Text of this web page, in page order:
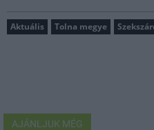
Aktuális Tolna megye
AJÁNLJUK MÉG